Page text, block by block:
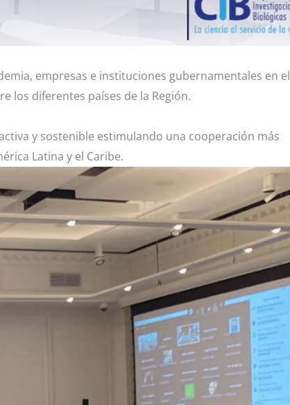
empresas e instituciones gubernamentales en el
los diferentes países de la Región.
y sostenible estimulando una cooperación más
Latina y el Caribe.